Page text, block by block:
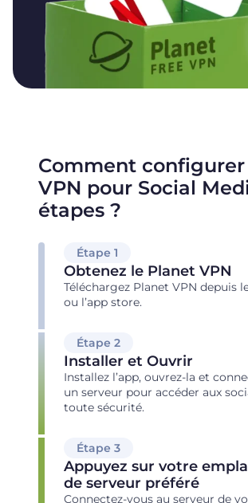
Comment
VPN pour Social
étapes ?
Étape 1
Obtenez le Planet VPN
Téléchargez Planet VPN depuis
ou l’app store.
Étape 2
Installer et Ouvrir
Installez l’app, ouvrez-la et
un serveur pour accéder aux
toute sécurité.
Étape 3
Appuyez sur votre
de serveur préféré
Connectez-vous au serveur de